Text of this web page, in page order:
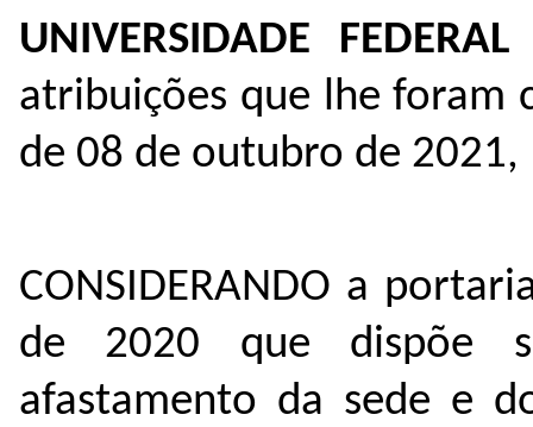
UNIVERSIDADE
atribuições que lhe foram
de 08 de outubro de 2021,
CONSIDERANDO a
de 2020 que dispõe
afastamento da sede e